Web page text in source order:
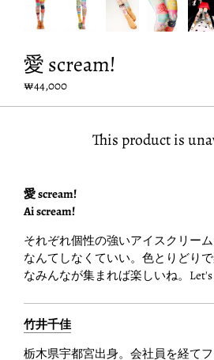
愛 scream!
₩44,000
This product is
愛 scream!
Ai scream!
それぞれ個性の強いアイスクリー
なんてしなくていい。色とりどり
なみんなが集まれば楽しいね。Let's
竹井千佳
栃木県宇都宮出身。会社員を経て